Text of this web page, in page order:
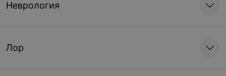
Неврология
Лор